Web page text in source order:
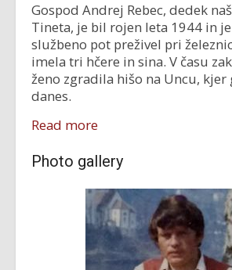
Gospod Andrej Rebec, dedek
Tineta, je bil rojen leta 1944 in
službeno pot preživel pri
imela tri hčere in sina. V času
ženo zgradila hišo na Uncu, kjer
danes.
Read more
Photo gallery